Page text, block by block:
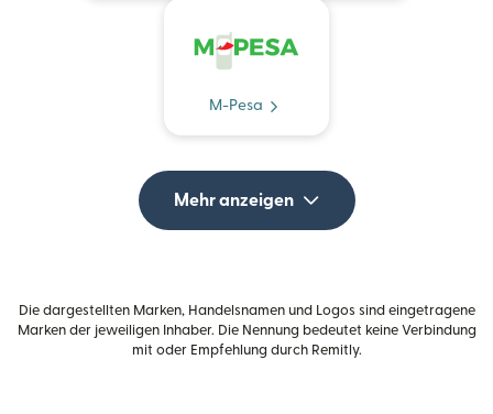
M-Pesa
Mehr anzeigen
Die dargestellten Marken, Handelsnamen und Logos sind eingetragene
Marken der jeweiligen Inhaber. Die Nennung bedeutet keine Verbindung
mit oder Empfehlung durch Remitly.